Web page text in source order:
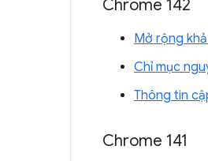
Chrome 142
Mở rộng
Chỉ mục
Thông tin
Chrome 141